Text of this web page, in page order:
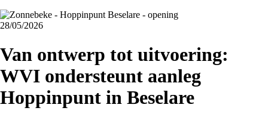
28/05/2026
Van ontwerp tot uitvoering:
WVI ondersteunt aanleg
Hoppinpunt in Beselare